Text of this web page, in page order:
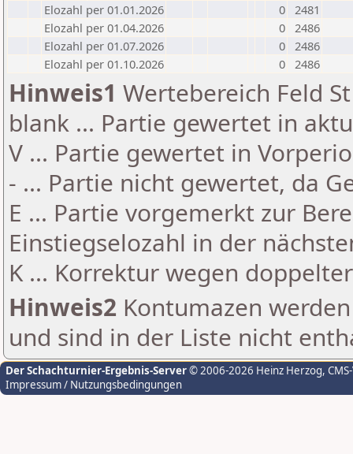
Elozahl per 01.01.2026
0 2481
Elozahl per 01.04.2026
0 2486
Elozahl per 01.07.2026
0 2486
Elozahl per 01.10.2026
0 2486
Hinweis1 Wertebereich Feld
blank ... Partie gewertet in
V ... Partie gewertet in
- ... Partie nicht gewertet, da
E ... Partie vorgemerkt zur
Einstiegselozahl in der
K ... Korrektur wegen
Hinweis2 Kontumazen
und sind in der Liste nicht
Der Schachturnier-Ergebnis-Server© 2006-2026 Heinz Herzog,
Impressum / Nutzungsbedingungen